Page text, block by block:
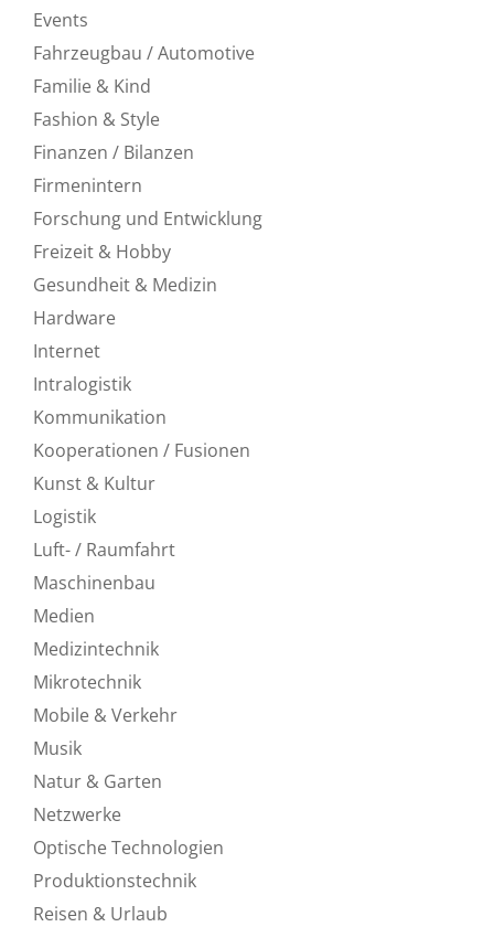
Events
Fahrzeugbau / Automotive
Familie & Kind
Fashion & Style
Finanzen / Bilanzen
Firmenintern
Forschung und Entwicklung
Freizeit & Hobby
Gesundheit & Medizin
Hardware
Internet
Intralogistik
Kommunikation
Kooperationen / Fusionen
Kunst & Kultur
Logistik
Luft- / Raumfahrt
Maschinenbau
Medien
Medizintechnik
Mikrotechnik
Mobile & Verkehr
Musik
Natur & Garten
Netzwerke
Optische Technologien
Produktionstechnik
Reisen & Urlaub